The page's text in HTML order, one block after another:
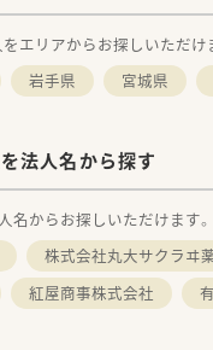
エリアからお探しいただけ
岩手県 宮城県
法人名から探す
名からお探しいただけます。
株式会社丸大サクラヰ
紅屋商事株式会社